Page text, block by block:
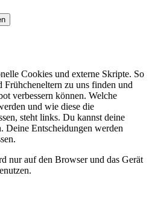
Cookies und externe Skripte. So
zu uns finden und
verbessern können. Welche
und wie diese die
steht links. Du kannst deine
Deine Entscheidungen werden
nur auf den Browser und das Gerät